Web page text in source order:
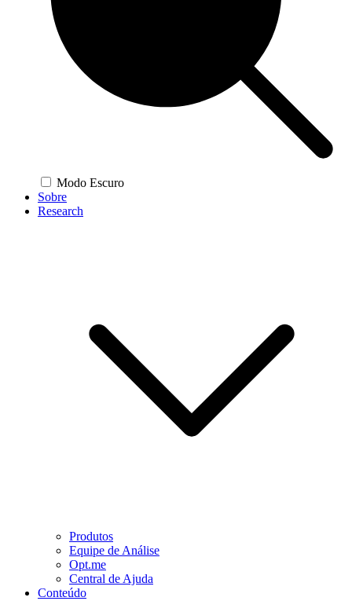
Modo Escuro
Sobre
Research
Produtos
Equipe de Análise
Opt.me
Central de Ajuda
Conteúdo